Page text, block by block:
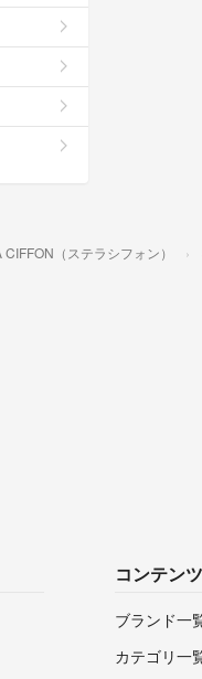
（ステラシフォン）
コンテンツ
ブランド一
カテゴリ一